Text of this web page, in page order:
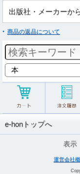
出版社・メーカーか
商品の返品について
e-honトップへ
表示
運営会社